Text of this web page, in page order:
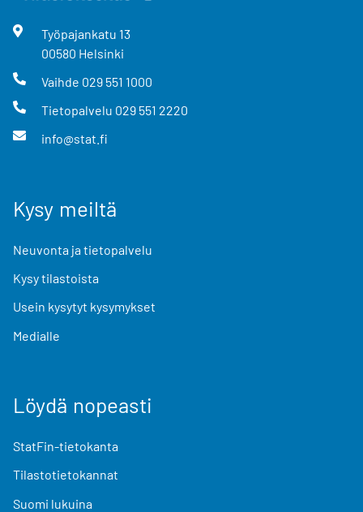
Työpajankatu 13
00580 Helsinki
Vaihde 029 551 1000
Tietopalvelu 029 551 2220
info@stat.fi
Kysy meiltä
Neuvonta ja tietopalvelu
Kysy tilastoista
Usein kysytyt kysymykset
Medialle
Löydä nopeasti
StatFin-tietokanta
Tilastotietokannat
Suomi lukuina